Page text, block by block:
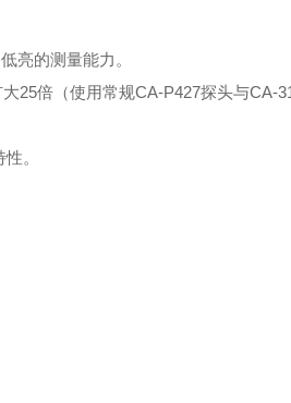
亮的测量能力。
25倍（使用常规CA-P427探头与CA-
。